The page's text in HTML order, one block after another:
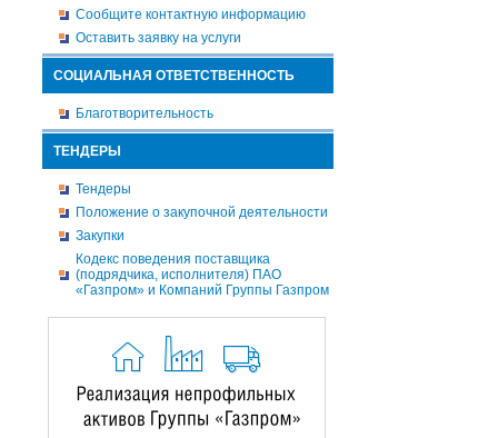
Сообщите контактную информацию
Оставить заявку на услуги
СОЦИАЛЬНАЯ ОТВЕТСТВЕННОСТЬ
Благотворительность
ТЕНДЕРЫ
Тендеры
Положение о закупочной деятельности
Закупки
Кодекс поведения поставщика
(подрядчика, исполнителя) ПАО
«Газпром» и Компаний Группы Газпром